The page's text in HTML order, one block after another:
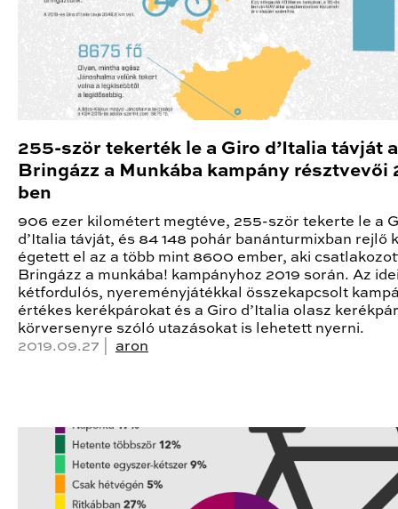
255-ször tekerték le a Giro d’Italia távját a
Bringázz a Munkába kampány résztvevői
ben
906 ezer kilométert megtéve, 255-ször tekerte le a
d’Italia távját, és 84 148 pohár banánturmixban rejlő
égetett el az a több mint 8600 ember, aki
Bringázz a munkába! kampányhoz 2019 során. Az
kétfordulós, nyereményjátékkal összekapcsolt
értékes kerékpárokat és a Giro d’Italia olasz
körversenyre szóló utazásokat is lehetett nyerni.
2019.09.27 | aron